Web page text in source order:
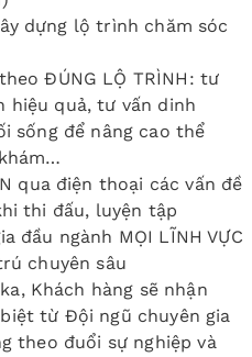
dựng lộ trình chăm sóc
ĐÚNG LỘ TRÌNH: tư
hiệu quả, tư vấn dinh
sống để nâng cao thể
qua điện thoại các vấn đề
thi đấu, luyện tập
đầu ngành MỌI LĨNH VỰC
chuyên sâu
Khách hàng sẽ nhận
từ Đội ngũ chuyên gia
theo đuổi sự nghiệp và